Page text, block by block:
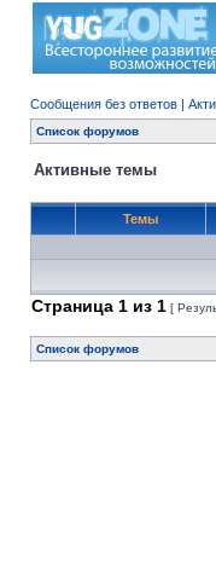
Сообщения без ответов |
Список форумов
Активные темы
Темы
Страница 1 из 1 [
Список форумов